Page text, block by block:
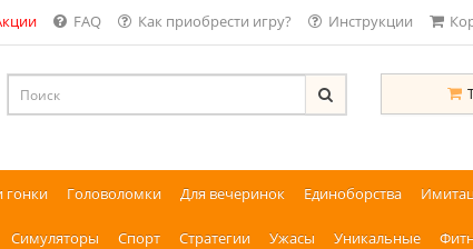
FAQ Как приобрести игру? Инструкции
гонки Головоломки Для вечеринок Единоборства
Симуляторы Спорт Стратегии Ужасы Уникальные